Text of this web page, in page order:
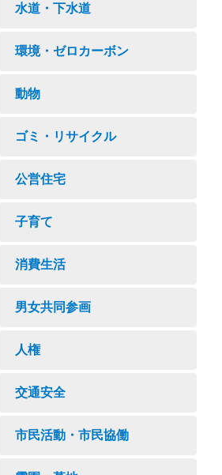
水道・下水道
環境・ゼロカーボン
動物
ゴミ・リサイクル
公営住宅
子育て
消費生活
男女共同参画
人権
交通安全
市民活動・市民協働